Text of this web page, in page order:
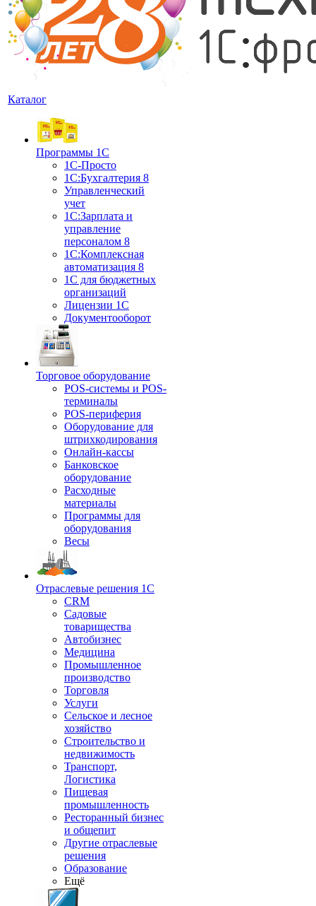
Каталог
Программы 1С
1С-Просто
1С:Бухгалтерия 8
Управленческий
учет
1С:Зарплата и
управление
персоналом 8
1C:Комплексная
автоматизация 8
1С для бюджетных
организаций
Лицензии 1С
Документооборот
Торговое оборудование
POS-системы и POS-
терминалы
POS-периферия
Оборудование для
штрихкодирования
Онлайн-кассы
Банковское
оборудование
Расходные
материалы
Программы для
оборудования
Весы
Отраслевые решения 1С
CRM
Садовые
товарищества
Автобизнес
Медицина
Промышленное
производство
Торговля
Услуги
Сельское и лесное
хозяйство
Строительство и
недвижимость
Транспорт,
Логистика
Пищевая
промышленность
Ресторанный бизнес
и общепит
Другие отраслевые
решения
Образование
Ещё